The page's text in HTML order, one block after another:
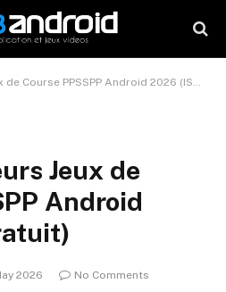
PPSSPP Android 2026 (ISO Gratuit)
Jeux de
Android
2026
No Comments